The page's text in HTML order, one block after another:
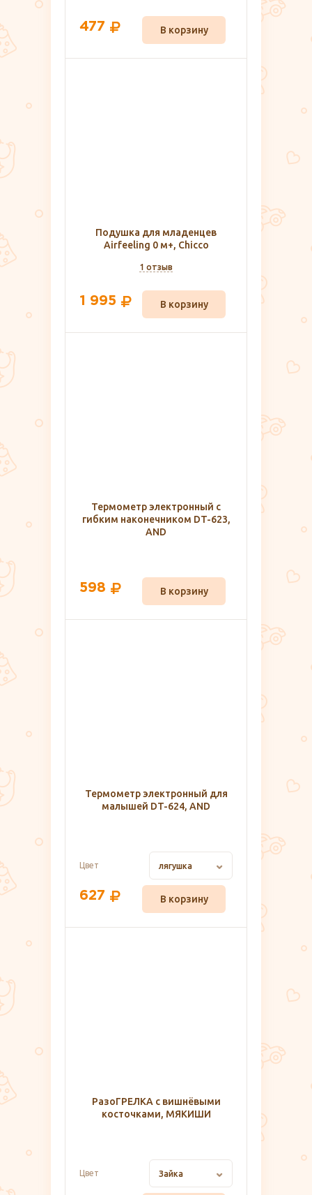
477 В корзину
Подушка для младенцев
Airfeeling 0 м+, Chicco
1 отзыв
1 995 В корзину
Термометр электронный с
гибким наконечником DT-623,
AND
598 В корзину
Термометр электронный для
малышей DT-624, AND
Цвет лягушка
627 В корзину
РазоГРЕЛКА с вишнёвыми
косточками, МЯКИШИ
Цвет Зайка